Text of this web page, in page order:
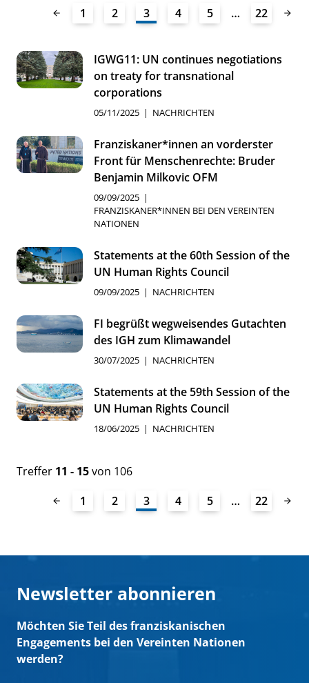
1
2 3 4 5 … 22
IGWG11: UN continues negotiations
on treaty for transnational
corporations
05/11/2025 NACHRICHTEN
Franziskaner*innen an vorderster
Front für Menschenrechte: Bruder
Benjamin Milkovic OFM
09/09/2025
FRANZISKANER*INNEN BEI DEN VEREINTEN
NATIONEN
Statements at the 60th Session of the
UN Human Rights Council
09/09/2025 NACHRICHTEN
FI begrüßt wegweisendes Gutachten
des IGH zum Klimawandel
30/07/2025 NACHRICHTEN
Statements at the 59th Session of the
UN Human Rights Council
18/06/2025 NACHRICHTEN
Treffer 11 - 15von 106
1
2 3 4 5 … 22
Newsletter abonnieren
Möchten Sie Teil des franziskanischen
Engagements bei den Vereinten Nationen
werden?